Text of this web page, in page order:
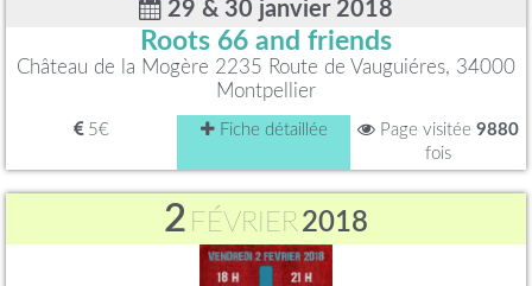
29 & 30 janvier 2018
Roots 66 and friends
Château de la Mogère 2235 Route de Vauguiéres, 34000
Montpellier
5€ Fiche détaillée Page visitée 9880
fois
2 FÉVRIER2018